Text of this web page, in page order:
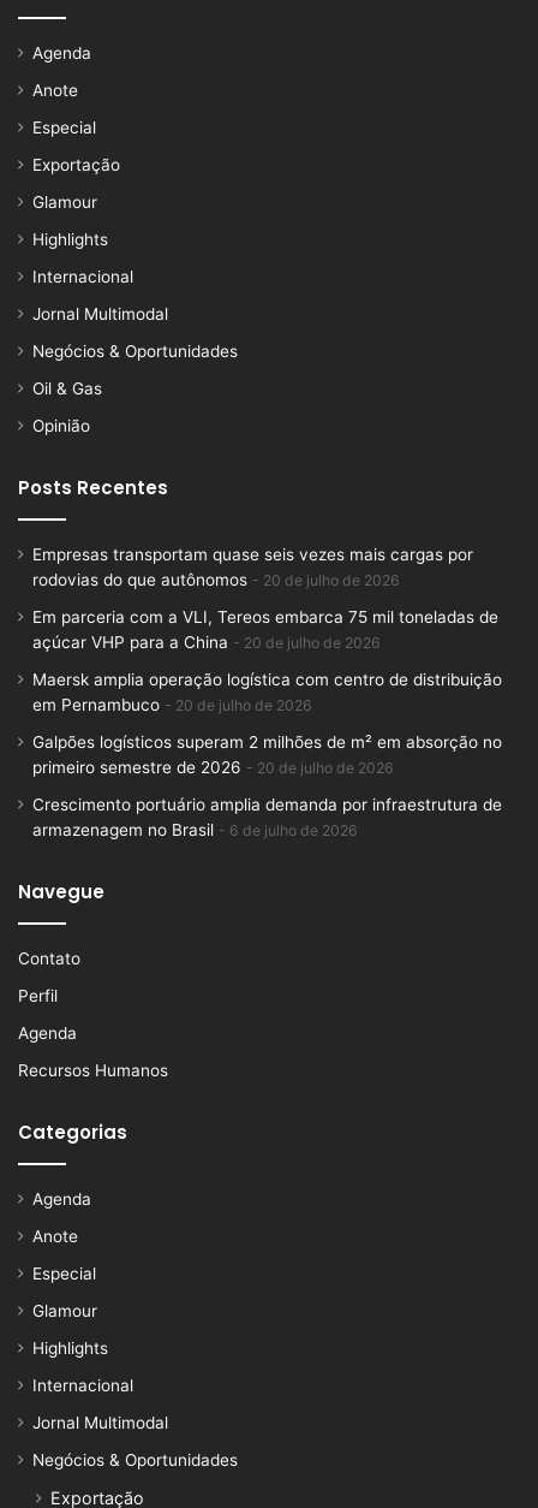
Agenda
Anote
Especial
Exportação
Glamour
Highlights
Internacional
Jornal Multimodal
Negócios & Oportunidades
Oil & Gas
Opinião
Posts Recentes
Empresas transportam quase seis vezes mais cargas por
rodovias do que autônomos
20 de julho de 2026
Em parceria com a VLI, Tereos embarca 75 mil toneladas de
açúcar VHP para a China
20 de julho de 2026
Maersk amplia operação logística com centro de distribuição
em Pernambuco
20 de julho de 2026
Galpões logísticos superam 2 milhões de m² em absorção no
primeiro semestre de 2026
20 de julho de 2026
Crescimento portuário amplia demanda por infraestrutura de
armazenagem no Brasil
6 de julho de 2026
Navegue
Contato
Perfil
Agenda
Recursos Humanos
Categorias
Agenda
Anote
Especial
Glamour
Highlights
Internacional
Jornal Multimodal
Negócios & Oportunidades
Exportação